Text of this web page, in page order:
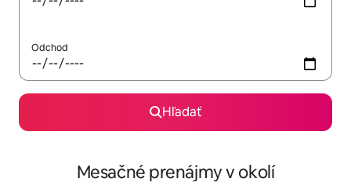
Odchod
Hľadať
Mesačné prenájmy v okolí